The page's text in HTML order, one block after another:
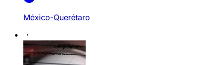
México-Querétaro